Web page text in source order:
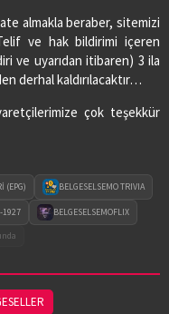
almakla beraber, sitemizi
ve hak bildirimi içeren
ve uyarıdan itibaren) 3 ila
derhal kaldırılacaktır…
çok teşekkür
(EPG) BELGESELSEMO TRIVIA
1927
BELGESELSEMOFLIX